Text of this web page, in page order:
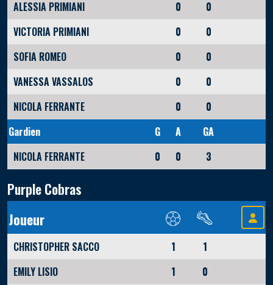
ALESSIA PRIMIANI 0
0
VICTORIA PRIMIANI
0
0
SOFIA ROMEO
0
0
VANESSA VASSALOS
0
0
NICOLA FERRANTE
0
0
Gardien
G A
GA
NICOLA FERRANTE
0 0 3
Purple Cobras
Joueur
CHRISTOPHER SACCO 1
1
EMILY LISIO
1
0